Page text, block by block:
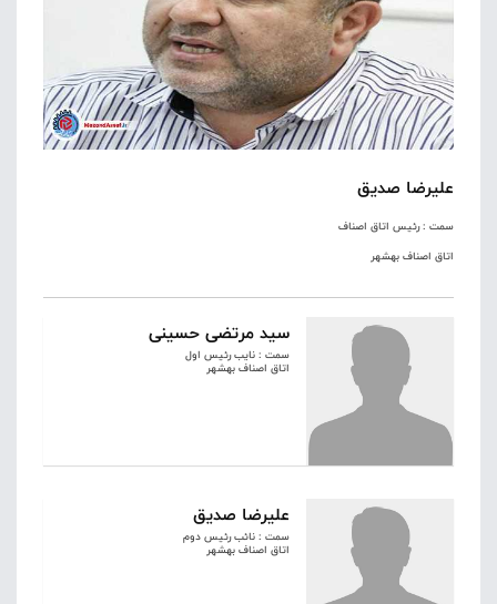
علیرضا صدیق
سمت : رئیس اتاق اصناف
اتاق اصناف بهشهر
سید مرتضی حسینی
سمت : نایب رئیس اول
اتاق اصناف بهشهر
علیرضا صدیق
سمت : نائب رئیس دوم
اتاق اصناف بهشهر